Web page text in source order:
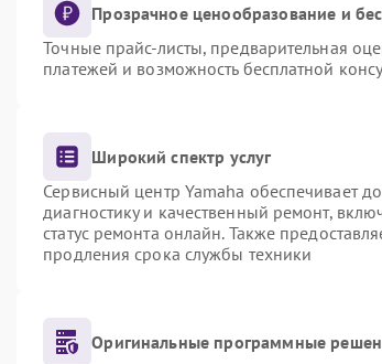
Прозрачное ценообразование и
Точные прайс-листы, предварительная
платежей и возможность бесплатной
Широкий спектр услуг
Сервисный центр Yamaha обеспечивает
диагностику и качественный ремонт,
статус ремонта онлайн. Также
продления срока службы техники
Оригинальные программные